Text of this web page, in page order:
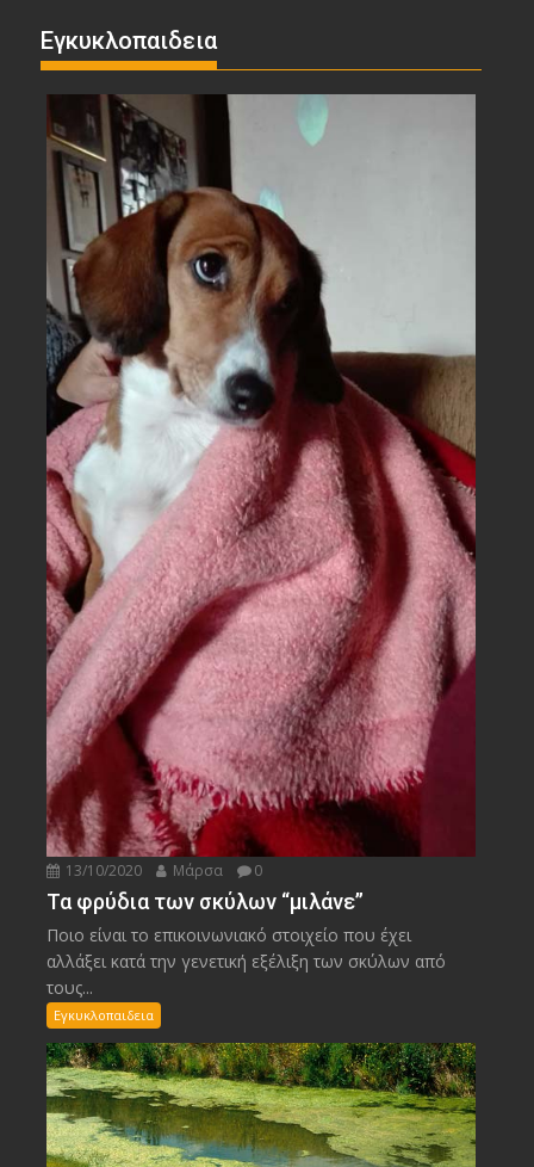
Εγκυκλοπαιδεια
13/10/2020 Μάρσα 0
Τα φρύδια των σκύλων “μιλάνε”
Ποιο είναι το επικοινωνιακό στοιχείο που έχει
αλλάξει κατά την γενετική εξέλιξη των σκύλων από
τους...
Εγκυκλοπαιδεια